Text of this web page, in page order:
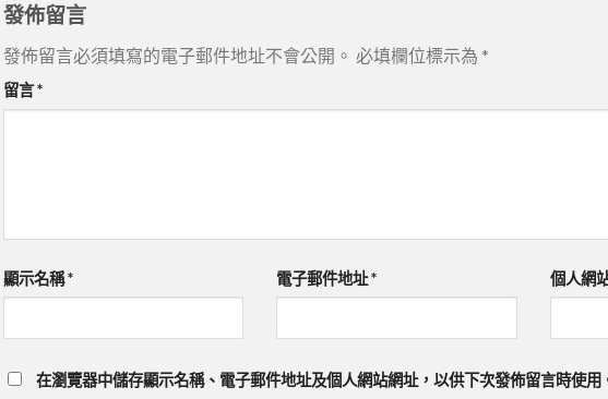
發佈留言
發佈留言必須填寫的電子郵件地址不會公開。 必填欄位標示為 *
留言*
顯示名稱* 電子郵件地址* 個人網
在瀏覽器中儲存顯示名稱、電子郵件地址及個人網站網址，以供下次發佈留言時使用